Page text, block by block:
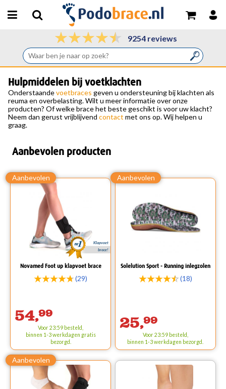
9254 reviews
Hulpmiddelen bij voetklachten
Onderstaandevoetbraces geven u ondersteuning bij klachten als
reuma en overbelasting. Wilt u meer informatie over onze
producten? Of welke brace het beste geschikt is voor uw klacht?
Neem dan gerust vrijblijvendcontact met ons op. Wij helpen u
graag.
Aanbevolen producten
Klapvoet
brace!
Novamed Foot up klapvoet brace
(29)
54,99
Voor 23:59 besteld,
binnen 1-3 werkdagen gratis
bezorgd.
Solelution Sport - Running inlegzolen
(18)
25,99
Voor 23:59 besteld,
binnen 1-3 werkdagen bezorgd.